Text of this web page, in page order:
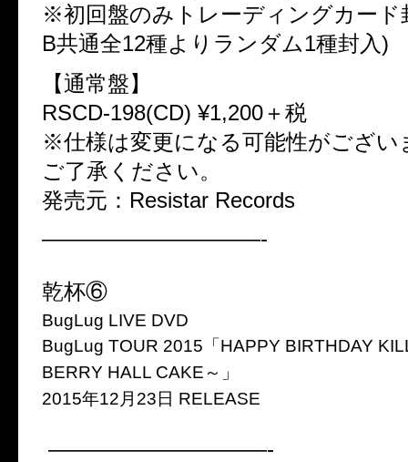
※初回盤のみトレーディングカード
B共通全12種よりランダム1種封入)
【通常盤】
RSCD-198(CD) ¥1,200＋税
※仕様は変更になる可能性がござい
ご了承ください。
発売元：Resistar Records
——————————-
乾杯⑥
BugLug LIVE DVD
BugLug TOUR 2015「HAPPY BIRTHDAY
BERRY HALL CAKE～」
2015年12月23日 RELEASE
——————————-